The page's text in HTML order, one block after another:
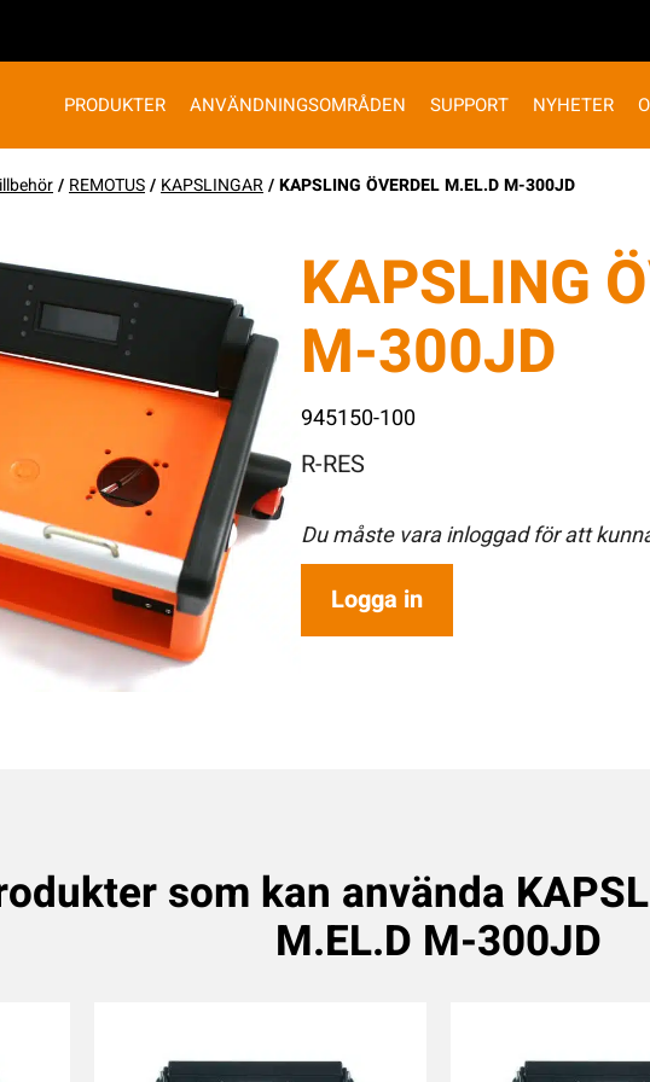
PRODUKTER ANVÄNDNINGSOMRÅDEN SUPPORT NYHETER
/ REMOTUS/ KAPSLINGAR/ KAPSLING ÖVERDEL M.EL.D M-300JD
KAPSLING
M-300JD
945150-100
R-RES
Du måste vara inloggad för att
Logga in
som kan använda
M.EL.D M-300JD